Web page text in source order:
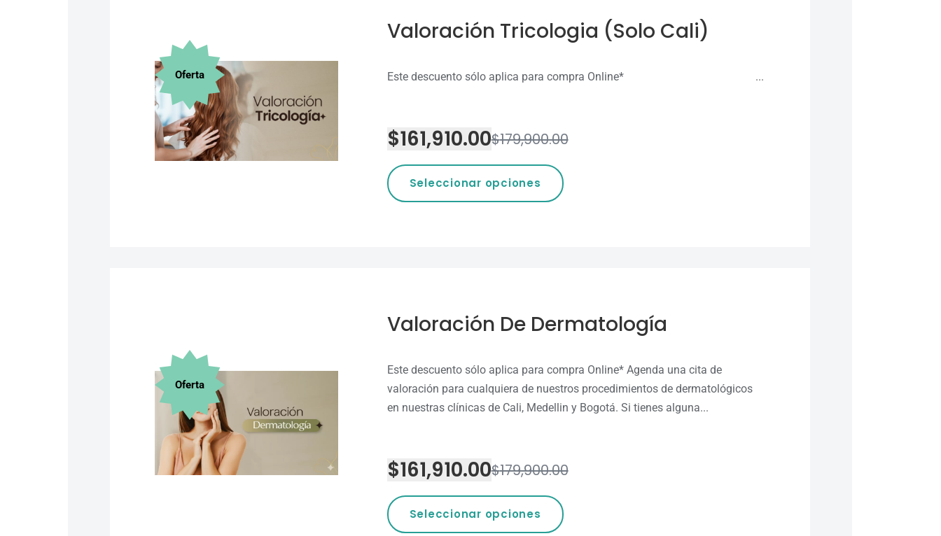
Oferta
Valoración Tricologia (Solo Cali)
Este descuento sólo aplica para compra Online* ...
$179,900.00
$161,910.00
Seleccionar opciones
Oferta
Valoración De Dermatología
Este descuento sólo aplica para compra Online* Agenda una cita de
valoración para cualquiera de nuestros procedimientos de dermatológicos
en nuestras clínicas de Cali, Medellin y Bogotá. Si tienes alguna...
$179,900.00
$161,910.00
Seleccionar opciones